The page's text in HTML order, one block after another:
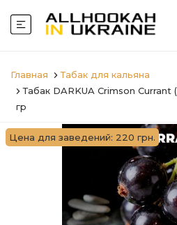
Главная
Табак для кальяна
Табак DARKUA Crimson
гр
Цена для заведений: 220 грн.